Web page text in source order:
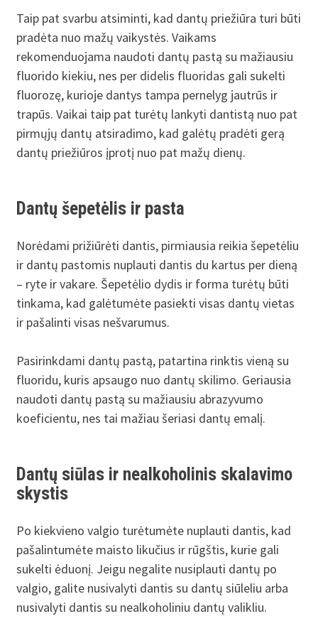
Taip pat svarbu atsiminti, kad dantų priežiūra turi būti
pradėta nuo mažų vaikystės. Vaikams
rekomenduojama naudoti dantų pastą su mažiausiu
fluorido kiekiu, nes per didelis fluoridas gali sukelti
fluorozę, kurioje dantys tampa pernelyg jautrūs ir
trapūs. Vaikai taip pat turėtų lankyti dantistą nuo pat
pirmųjų dantų atsiradimo, kad galėtų pradėti gerą
dantų priežiūros įprotį nuo pat mažų dienų.
Dantų šepetėlis ir pasta
Norėdami prižiūrėti dantis, pirmiausia reikia šepetėliu
ir dantų pastomis nuplauti dantis du kartus per dieną
– ryte ir vakare. Šepetėlio dydis ir forma turėtų būti
tinkama, kad galėtumėte pasiekti visas dantų vietas
ir pašalinti visas nešvarumus.
Pasirinkdami dantų pastą, patartina rinktis vieną su
fluoridu, kuris apsaugo nuo dantų skilimo. Geriausia
naudoti dantų pastą su mažiausiu abrazyvumo
koeficientu, nes tai mažiau šeriasi dantų emalį.
Dantų siūlas ir nealkoholinis skalavimo
skystis
Po kiekvieno valgio turėtumėte nuplauti dantis, kad
pašalintumėte maisto likučius ir rūgštis, kurie gali
sukelti ėduonį. Jeigu negalite nusiplauti dantų po
valgio, galite nusivalyti dantis su dantų siūleliu arba
nusivalyti dantis su nealkoholiniu dantų valikliu.